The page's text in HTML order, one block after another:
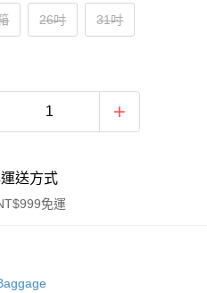
26吋 31吋
送方式
免運
次付款